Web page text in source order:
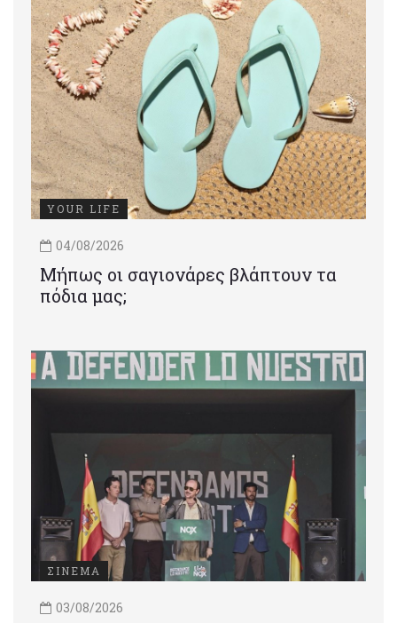
YOUR LIFE
04/08/2026
Μήπως οι σαγιονάρες βλάπτουν τα
πόδια μας;
ΣΙΝΕΜΑ
03/08/2026